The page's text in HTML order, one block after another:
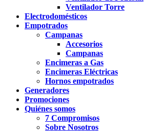
Ventilador Torre
Electrodomésticos
Empotrados
Campanas
Accesorios
Campanas
Encimeras a Gas
Encimeras Eléctricas
Hornos empotrados
Generadores
Promociones
Quiénes somos
7 Compromisos
Sobre Nosotros